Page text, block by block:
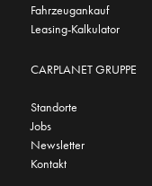
Fahrzeugankauf
Leasing-Kalkulator
CARPLANET GRUPPE
Standorte
Jobs
Newsletter
Kontakt